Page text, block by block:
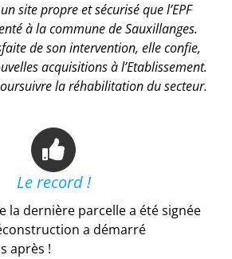
site propre et sécurisé que l’EPF
à la commune de Sauxillanges.
de son intervention, elle confie,
acquisitions à l’Etablissement.
la réhabilitation du secteur.
Le record !
la dernière parcelle a été signée
a démarré
après !